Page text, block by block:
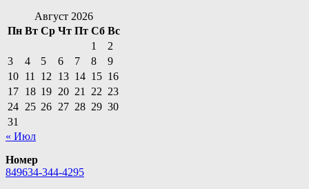
Август 2026
Пн Вт Ср Чт Пт Сб Вс
1
2
3
4 5 6 7 8
9
10 11 12 13 14 15 16
17 18 19 20 21 22 23
24 25 26 27 28 29 30
31
« Июл
Номер
849634-344-4295